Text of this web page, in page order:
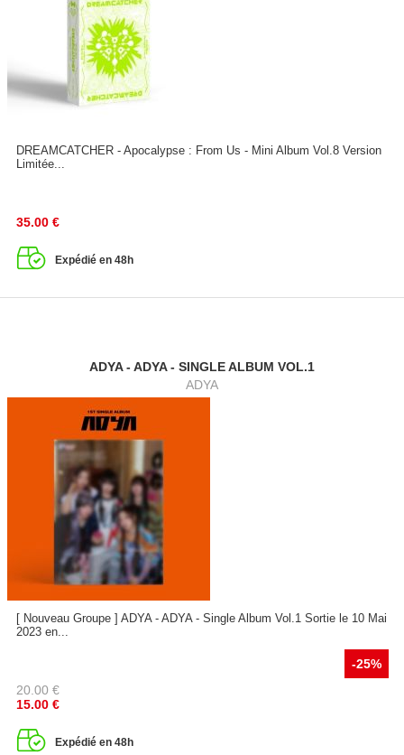
DREAMCATCHER - Apocalypse : From Us - Mini Album Vol.8 Version
Limitée...
35.00 €
Expédié en 48h
ADYA - ADYA - SINGLE ALBUM VOL.1
ADYA
[ Nouveau Groupe ] ADYA - ADYA - Single Album Vol.1 Sortie le 10 Mai
2023 en...
-25%
20.00 €
15.00 €
Expédié en 48h